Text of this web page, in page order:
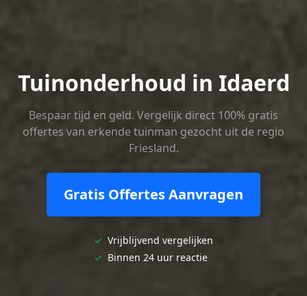
Tuinonderhoud in Idaerd
Bespaar tijd en geld. Vergelijk direct 100% gratis
offertes van erkende tuinman gezocht uit de regio
Friesland.
Gratis Offertes Aanvragen
✓ Vrijblijvend vergelijken
✓ Binnen 24 uur reactie